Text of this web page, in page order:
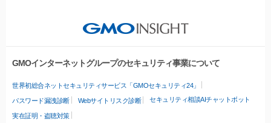
GMOインターネットグループのセキュリティ事業について
世界初総合ネットセキュリティサービス「GMOセキュリティ24」
パスワード漏洩診断 Webサイトリスク診断 セキュリティ相談AIチャットボット
実在証明・盗聴対策